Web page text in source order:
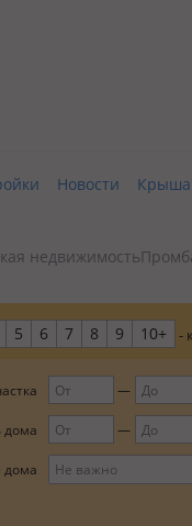
Новости Крыша
недвижимость
5 6 7 8 9 10+ -
дома Не важно